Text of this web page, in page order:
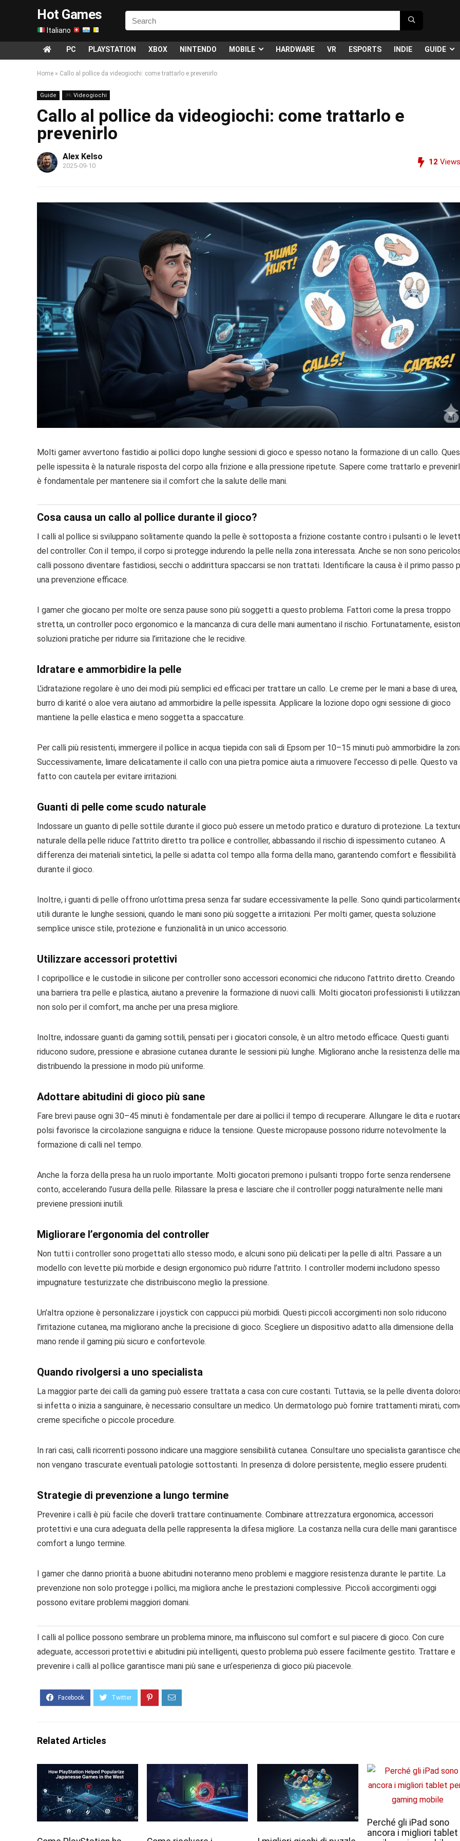
Hot Games
Italiano
PC PLAYSTATION XBOX NINTENDO MOBILE HARDWARE VR ESPORTS INDIE GUIDE
Home » Callo al pollice da videogiochi: come trattarlo e prevenirlo
Guide Videogiochi
Callo al pollice da videogiochi: come trattarlo e
prevenirlo
Alex Kelso
2025-09-10 12 Views
Molti gamer avvertono fastidio ai pollici dopo lunghe sessioni di gioco e spesso notano la formazione di un callo.
pelle ispessita è la naturale risposta del corpo alla frizione e alla pressione ripetute. Sapere come trattarlo e
è fondamentale per mantenere sia il comfort che la salute delle mani.
Cosa causa un callo al pollice durante il gioco?
I calli al pollice si sviluppano solitamente quando la pelle è sottoposta a frizione costante contro i pulsanti o le
del controller. Con il tempo, il corpo si protegge indurendo la pelle nella zona interessata. Anche se non sono
calli possono diventare fastidiosi, secchi o addirittura spaccarsi se non trattati. Identificare la causa è il primo passo
una prevenzione efficace.
I gamer che giocano per molte ore senza pause sono più soggetti a questo problema. Fattori come la presa troppo
stretta, un controller poco ergonomico e la mancanza di cura delle mani aumentano il rischio. Fortunatamente,
soluzioni pratiche per ridurre sia l’irritazione che le recidive.
Idratare e ammorbidire la pelle
L’idratazione regolare è uno dei modi più semplici ed efficaci per trattare un callo. Le creme per le mani a base di urea,
burro di karité o aloe vera aiutano ad ammorbidire la pelle ispessita. Applicare la lozione dopo ogni sessione di gioco
mantiene la pelle elastica e meno soggetta a spaccature.
Per calli più resistenti, immergere il pollice in acqua tiepida con sali di Epsom per 10–15 minuti può ammorbidire la
Successivamente, limare delicatamente il callo con una pietra pomice aiuta a rimuovere l’eccesso di pelle. Questo va
fatto con cautela per evitare irritazioni.
Guanti di pelle come scudo naturale
Indossare un guanto di pelle sottile durante il gioco può essere un metodo pratico e duraturo di protezione. La
naturale della pelle riduce l’attrito diretto tra pollice e controller, abbassando il rischio di ispessimento cutaneo. A
differenza dei materiali sintetici, la pelle si adatta col tempo alla forma della mano, garantendo comfort e flessibilità
durante il gioco.
Inoltre, i guanti di pelle offrono un’ottima presa senza far sudare eccessivamente la pelle. Sono quindi
utili durante le lunghe sessioni, quando le mani sono più soggette a irritazioni. Per molti gamer, questa soluzione
semplice unisce stile, protezione e funzionalità in un unico accessorio.
Utilizzare accessori protettivi
I copripollice e le custodie in silicone per controller sono accessori economici che riducono l’attrito diretto. Creando
una barriera tra pelle e plastica, aiutano a prevenire la formazione di nuovi calli. Molti giocatori professionisti li
non solo per il comfort, ma anche per una presa migliore.
Inoltre, indossare guanti da gaming sottili, pensati per i giocatori console, è un altro metodo efficace. Questi guanti
riducono sudore, pressione e abrasione cutanea durante le sessioni più lunghe. Migliorano anche la resistenza delle
distribuendo la pressione in modo più uniforme.
Adottare abitudini di gioco più sane
Fare brevi pause ogni 30–45 minuti è fondamentale per dare ai pollici il tempo di recuperare. Allungare le dita e
polsi favorisce la circolazione sanguigna e riduce la tensione. Queste micropause possono ridurre notevolmente la
formazione di calli nel tempo.
Anche la forza della presa ha un ruolo importante. Molti giocatori premono i pulsanti troppo forte senza rendersene
conto, accelerando l’usura della pelle. Rilassare la presa e lasciare che il controller poggi naturalmente nelle mani
previene pressioni inutili.
Migliorare l’ergonomia del controller
Non tutti i controller sono progettati allo stesso modo, e alcuni sono più delicati per la pelle di altri. Passare a un
modello con levette più morbide e design ergonomico può ridurre l’attrito. I controller moderni includono spesso
impugnature testurizzate che distribuiscono meglio la pressione.
Un’altra opzione è personalizzare i joystick con cappucci più morbidi. Questi piccoli accorgimenti non solo riducono
l’irritazione cutanea, ma migliorano anche la precisione di gioco. Scegliere un dispositivo adatto alla dimensione della
mano rende il gaming più sicuro e confortevole.
Quando rivolgersi a uno specialista
La maggior parte dei calli da gaming può essere trattata a casa con cure costanti. Tuttavia, se la pelle diventa
si infetta o inizia a sanguinare, è necessario consultare un medico. Un dermatologo può fornire trattamenti mirati,
creme specifiche o piccole procedure.
In rari casi, calli ricorrenti possono indicare una maggiore sensibilità cutanea. Consultare uno specialista garantisce che
non vengano trascurate eventuali patologie sottostanti. In presenza di dolore persistente, meglio essere prudenti.
Strategie di prevenzione a lungo termine
Prevenire i calli è più facile che doverli trattare continuamente. Combinare attrezzatura ergonomica, accessori
protettivi e una cura adeguata della pelle rappresenta la difesa migliore. La costanza nella cura delle mani garantisce
comfort a lungo termine.
I gamer che danno priorità a buone abitudini noteranno meno problemi e maggiore resistenza durante le partite. La
prevenzione non solo protegge i pollici, ma migliora anche le prestazioni complessive. Piccoli accorgimenti oggi
possono evitare problemi maggiori domani.
I calli al pollice possono sembrare un problema minore, ma influiscono sul comfort e sul piacere di gioco. Con cure
adeguate, accessori protettivi e abitudini più intelligenti, questo problema può essere facilmente gestito. Trattare e
prevenire i calli al pollice garantisce mani più sane e un’esperienza di gioco più piacevole.
Related Articles
Perché gli iPad sono
ancora i migliori tablet